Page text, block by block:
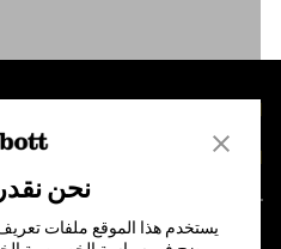
بنا
نحن
يستخدم هذا الموقع ملفات تعريف